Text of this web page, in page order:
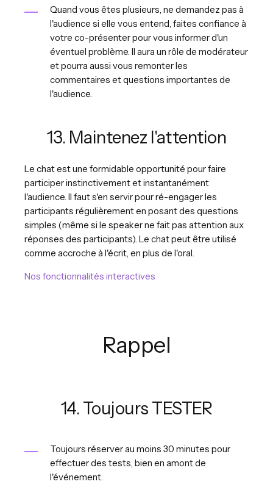
Quand vous êtes plusieurs, ne demandez pas à
l'audience si elle vous entend, faites confiance à
votre co-présenter pour vous informer d'un
éventuel problème. ll aura un rôle de modérateur
et pourra aussi vous remonter les
commentaires et questions importantes de
l'audience.
13. Maintenez l'attention
Le chat est une formidable opportunité pour faire
participer instinctivement et instantanément
l'audience. Il faut s'en servir pour ré-engager les
participants régulièrement en posant des questions
simples (même si le speaker ne fait pas attention aux
réponses des participants). Le chat peut être utilisé
comme accroche à l'écrit, en plus de l'oral.
Nos fonctionnalités interactives
Rappel
14. Toujours TESTER
Toujours réserver au moins 30 minutes pour
effectuer des tests, bien en amont de
l'événement.